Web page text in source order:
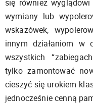
się również
wymiany lub
wskazówek,
innym działaniom w
wszystkich
tylko zamontować
cieszyć się urokiem
jednocześnie cenną